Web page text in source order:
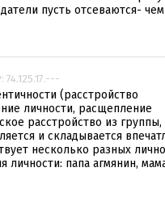
пусть отсеваются- чем
74.125.17.---
(расстройство
личности, расщепление
расстройство из
и складывается
несколько разных
личности: папа агмянин,